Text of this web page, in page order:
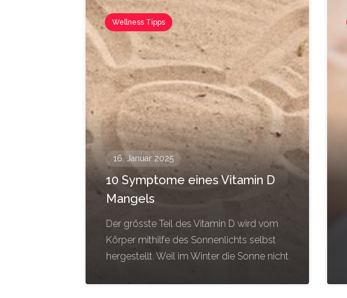
Wellness Tipps
16. Januar 2025
10 Symptome eines Vitamin D
Mangels
Der grösste Teil des Vitamin D wird vom
Körper mithilfe des Sonnenlichts selbst
hergestellt. Weil im Winter die Sonne nicht